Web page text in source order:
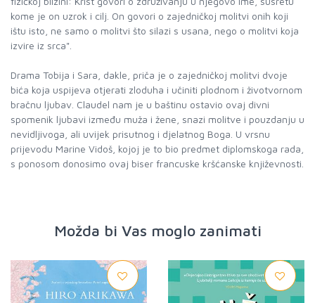
kome je on uzrok i cilj. On govori o zajedničkoj molitvi onih koji
ištu isto, ne samo o molitvi što silazi s usana, nego o molitvi koja
izvire iz srca".
Drama Tobija i Sara, dakle, priča je o zajedničkoj molitvi dvoje
bića koja uspijeva otjerati zloduha i učiniti plodnom i životvornom
bračnu ljubav. Claudel nam je u baštinu ostavio ovaj divni
spomenik ljubavi između muža i žene, snazi molitve i pouzdanju u
nevidljivoga, ali uvijek prisutnog i djelatnog Boga. U vrsnu
prijevodu Marine Vidoš, kojoj je to bio predmet diplomskoga rada,
s ponosom donosimo ovaj biser francuske kršćanske književnosti.
Možda bi Vas moglo zanimati